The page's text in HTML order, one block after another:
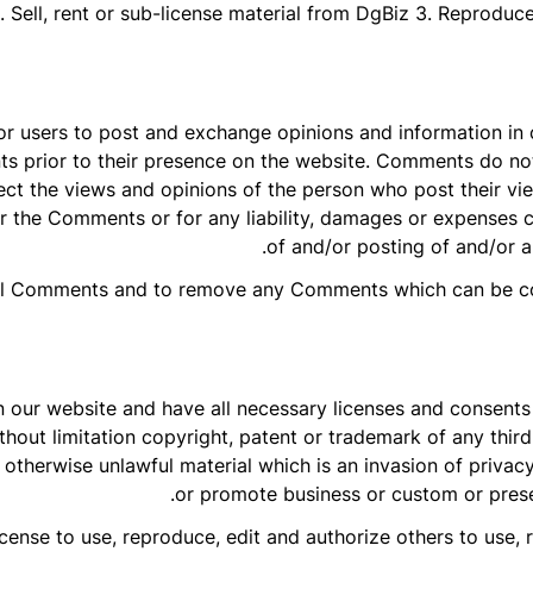
Sell, rent or sub-license material from DgBiz 3.
to post and exchange opinions and information
prior to their presence on the website. Comments do
the views and opinions of the person who post their
Comments or for any liability, damages or expenses
of and/or posting of and/or
and to remove any Comments which can be
our website and have all necessary licenses and
limitation copyright, patent or trademark of any
unlawful material which is an invasion of
or promote business or custom or
to use, reproduce, edit and authorize others to